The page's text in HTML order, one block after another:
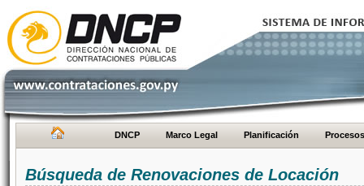
DNCP Marco Legal Planificación Procesos
Búsqueda de Renovaciones de Locación